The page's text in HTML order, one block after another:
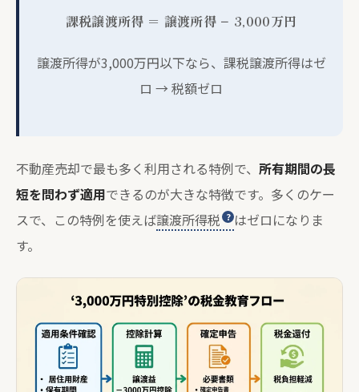
課税譲渡所得 ＝ 譲渡所得 − 3,000万円
譲渡所得が3,000万円以下なら、課税譲渡所得はゼ
ロ → 税額ゼロ
不動産売却で最も多く利用される特例で、 所有期間の長
短を問わず適用できるのが大きな特徴です。多くのケー
スで、この特例を使えば譲渡所得税
はゼロになりま
す。